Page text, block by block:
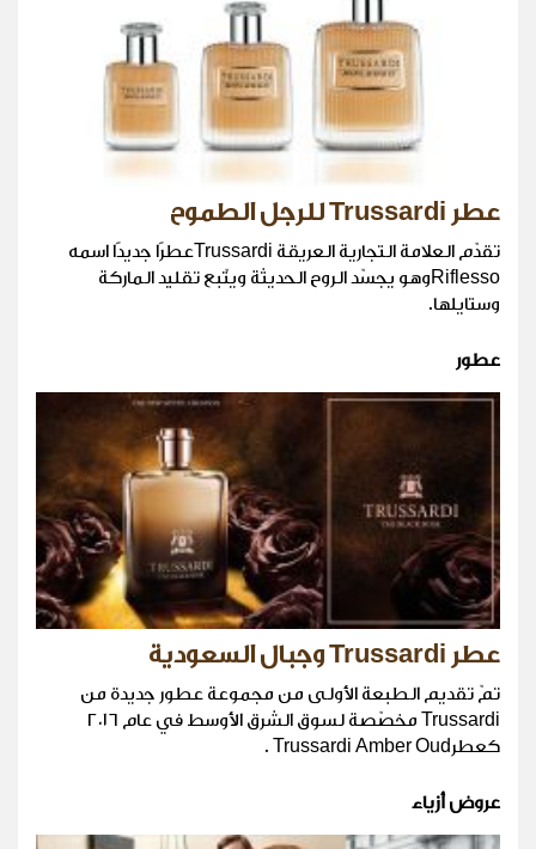
عطر Trussardi للرجل الطموح
تقدّم العلامة التجارية العريقة Trussardiعطرًا جديدًا اسمه
Riflessoوهو يجسّد الروح الحديثة ويتّبع تقليد الماركة
وستايلها.
عطور
عطر Trussardi وجبال السعودية
تمّ تقديم الطبعة الأولى من مجموعة عطور جديدة من
Trussardi مخصّصة لسوق الشرق الأوسط في عام ٢٠١٦
كعطرTrussardi Amber Oud .
عروض أزياء